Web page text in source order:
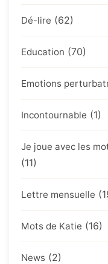
Dé-lire (62)
Education (70)
Emotions
Incontournable (1)
Je joue avec les
(11)
Lettre mensuelle
Mots de Katie (16)
News (2)